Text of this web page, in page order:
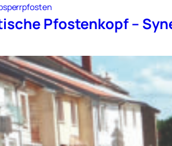
Pfostenkopf –